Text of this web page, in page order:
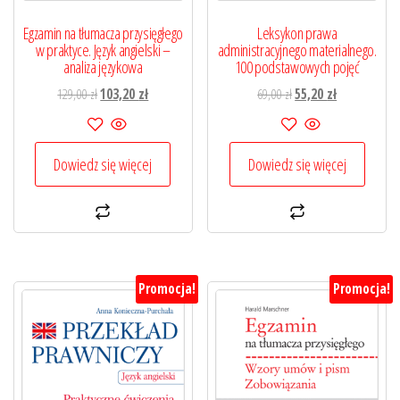
Egzamin na tłumacza przysięgłego
w praktyce. Język angielski –
analiza językowa
129,00złPierwotna
cena
wynosiła:
129,00 zł.
103,20 złAktualna
103,20 zł.
Dowiedz się więcej
Leksykon prawa
administracyjnego materialnego.
100 podstawowych pojęć
69,00złPierwotna
cena
wynosiła:
69,00 zł.
55,20 złAktualna
55,20 zł.
Dowiedz się więcej
Promocja! Promocja!